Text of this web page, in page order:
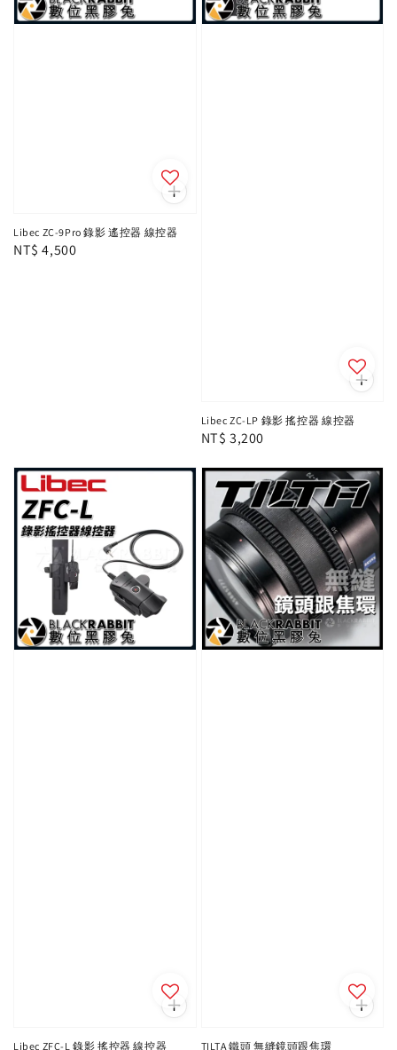
Libec ZC-9Pro 錄影 遙控器 線控器
Regular
NT$ 4,500
Libec ZC-LP 錄影 搖控器 線控器
Regular
NT$ 3,200
Libec ZFC-L 錄影 搖控器 線控器 TILTA 鐵頭 無縫鏡頭跟焦環